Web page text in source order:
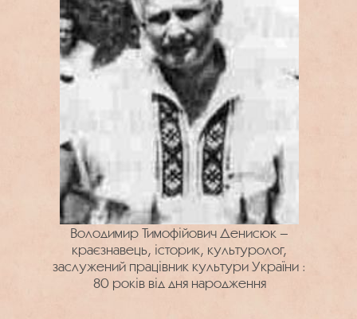
Володимир Тимофійович Денисюк –
краєзнавець, історик, культуролог,
заслужений працівник культури України :
80 років від дня народження